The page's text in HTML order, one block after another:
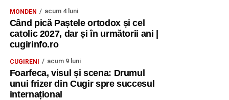
MONDEN acum 4 luni
Când pică Paștele ortodox și cel
catolic 2027, dar și în următorii ani |
cugirinfo.ro
CUGIRENI acum 9 luni
Foarfeca, visul și scena: Drumul
unui frizer din Cugir spre succesul
internațional